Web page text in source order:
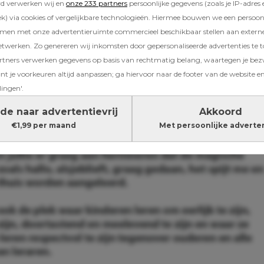
verwerken wij en onze 233 partners persoonlijke gegevens (zoals je IP-adres
via cookies of vergelijkbare technologieën. Hiermee bouwen we een
met onze advertentieruimte commercieel beschikbaar stellen aan
Zo genereren wij inkomsten door gepersonaliseerde advertenties te
verwerken gegevens op basis van rechtmatig belang, waartegen je
je voorkeuren altijd aanpassen; ga hiervoor naar de footer van de website
naar advertentievrij
€1,99 per maand
Akkoord
Met persoonlijke
werd op Facebook gedeeld en ging al snel